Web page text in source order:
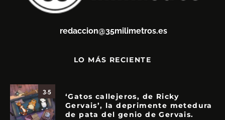
redaccion@35milimetros.es
LO MÁS RECIENTE
3.5
‘Gatos callejeros, de Ricky
Gervais’, la deprimente metedura
de pata del genio de Gervais.